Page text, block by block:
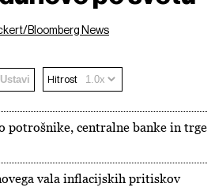
Bloomberg News
Ustavi Hitrost
potrošnike, centralne banke in trge
vala inflacijskih pritiskov